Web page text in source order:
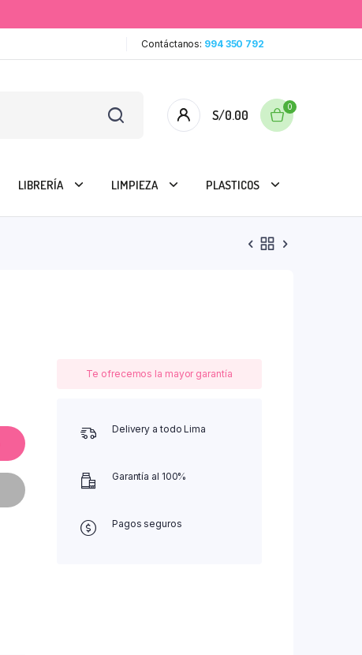
Contáctanos: 994 350 792
S/0.00
0
LIBRERÍA LIMPIEZA PLASTICOS
Te ofrecemos la mayor garantía
Delivery a todo Lima
Garantía al 100%
Pagos seguros